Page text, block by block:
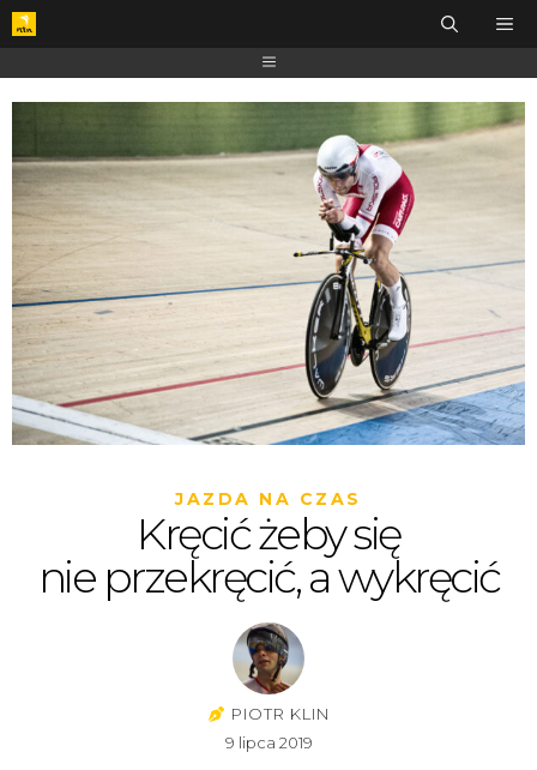
JAZDA NA CZAS
Kręcić żeby się
nie przekręcić, a wykręcić
PIOTR KLIN
9 lipca 2019